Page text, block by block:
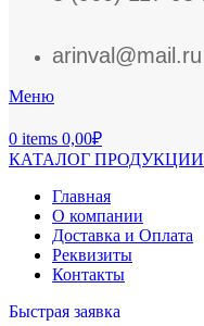
arinval@mail.ru
Меню
0 items 0,00₽
КАТАЛОГ ПРОДУКЦИИ
Главная
О компании
Доставка и Оплата
Реквизиты
Контакты
Быстрая заявка